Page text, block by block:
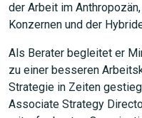
der Arbeit im
Konzernen und der
Als Berater begleitet er
zu einer besseren
Strategie in Zeiten
Associate Strategy